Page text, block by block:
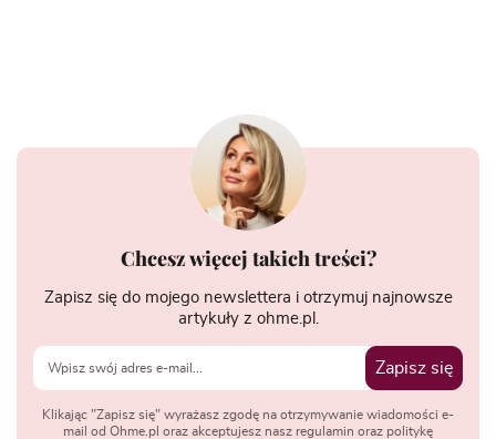
Chcesz więcej takich treści?
Zapisz się do mojego newslettera i otrzymuj najnowsze
artykuły z ohme.pl.
Zapisz się
Klikając "Zapisz się" wyrażasz zgodę na otrzymywanie wiadomości e-
mail od Ohme.pl oraz akceptujesz nasz regulamin oraz politykę